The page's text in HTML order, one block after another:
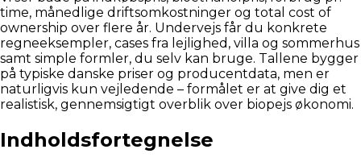
time, månedlige driftsomkostninger og total cost of
ownership over flere år. Undervejs får du konkrete
regneeksempler, cases fra lejlighed, villa og sommerhus
samt simple formler, du selv kan bruge. Tallene bygger
på typiske danske priser og producentdata, men er
naturligvis kun vejledende – formålet er at give dig et
realistisk, gennemsigtigt overblik over biopejs økonomi.
Indholdsfortegnelse